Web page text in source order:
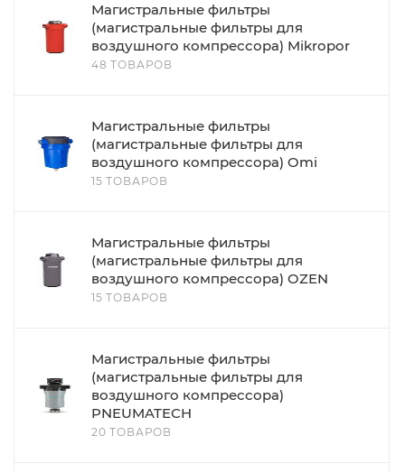
Магистральные фильтры
(магистральные фильтры для
воздушного компрессора) Mikropor
48 ТОВАРОВ
Магистральные фильтры
(магистральные фильтры для
воздушного компрессора) Omi
15 ТОВАРОВ
Магистральные фильтры
(магистральные фильтры для
воздушного компрессора) OZEN
15 ТОВАРОВ
Магистральные фильтры
(магистральные фильтры для
воздушного компрессора)
PNEUMATECH
20 ТОВАРОВ